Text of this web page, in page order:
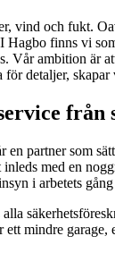
vind och fukt.
finns vi
Vår ambition
detaljer,
partner som
med en
i arbetets
mindre